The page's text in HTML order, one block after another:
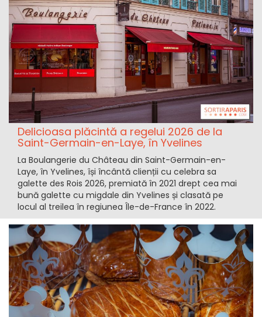
Delicioasa plăcintă a regelui 2026 de la
Saint-Germain-en-Laye, în Yvelines
La Boulangerie du Château din Saint-Germain-en-
Laye, în Yvelines, își încântă clienții cu celebra sa
galette des Rois 2026, premiată în 2021 drept cea mai
bună galette cu migdale din Yvelines și clasată pe
locul al treilea în regiunea Île-de-France în 2022.